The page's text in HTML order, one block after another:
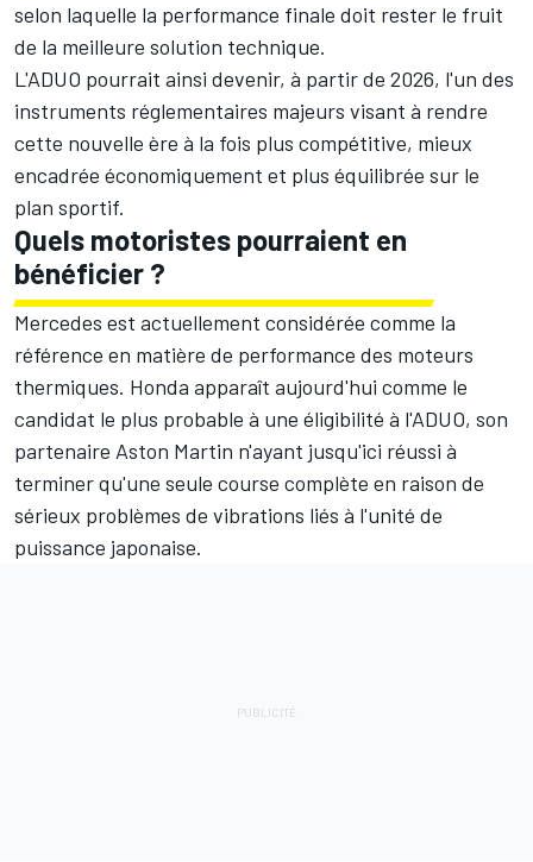
selon laquelle la performance finale doit rester le fruit
de la meilleure solution technique.
L'ADUO pourrait ainsi devenir, à partir de 2026, l'un des
instruments réglementaires majeurs visant à rendre
cette nouvelle ère à la fois plus compétitive, mieux
encadrée économiquement et plus équilibrée sur le
plan sportif.
Quels motoristes pourraient en
bénéficier ?
Mercedes est actuellement considérée comme la
référence en matière de performance des moteurs
thermiques. Honda apparaît aujourd'hui comme le
candidat le plus probable à une éligibilité à l'ADUO, son
partenaire Aston Martin n'ayant jusqu'ici réussi à
terminer qu'une seule course complète en raison de
sérieux problèmes de vibrations liés à l'unité de
puissance japonaise.